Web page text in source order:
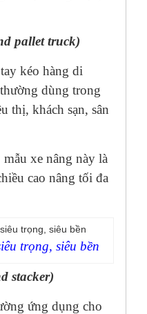
pallet truck)
kéo hàng di
dùng trong
thị, khách sạn, sân
xe nâng này là
cao nâng tối đa
trọng, siêu bền
stacker)
ứng dụng cho